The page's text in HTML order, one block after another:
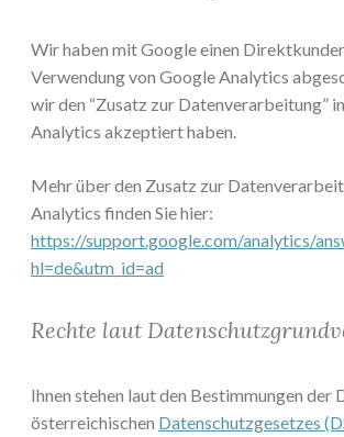
Wir haben mit Google einen
Verwendung von Google Analytics
wir den “Zusatz zur Datenverarbeitung”
Analytics akzeptiert haben.
Mehr über den Zusatz zur
Analytics finden Sie hier:
https://support.google.com/analytics/
hl=de&utm_id=ad
Rechte laut
Ihnen stehen laut den Bestimmungen der
österreichischen Datenschutzgesetzes